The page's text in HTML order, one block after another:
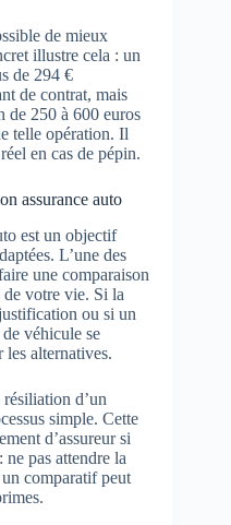
de mieux
illustre cela : un
de 294 €
de contrat, mais
de 250 à 600 euros
telle opération. Il
en cas de pépin.
assurance auto
est un objectif
L’une des
une comparaison
de votre vie. Si la
ou si un
véhicule se
les alternatives.
d’un
simple. Cette
d’assureur si
ne pas attendre la
comparatif peut